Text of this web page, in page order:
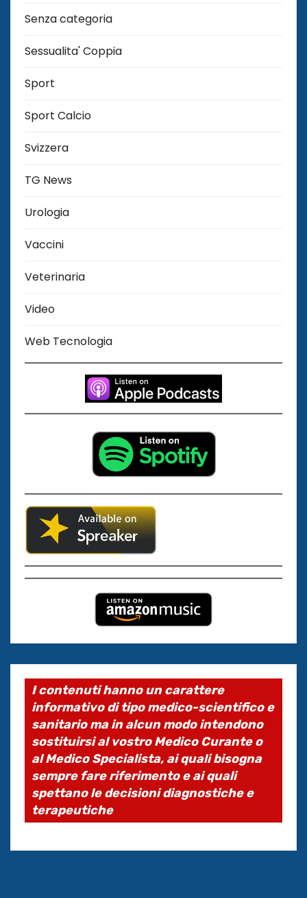
Senza categoria
Sessualita' Coppia
Sport
Sport Calcio
Svizzera
TG News
Urologia
Vaccini
Veterinaria
Video
Web Tecnologia
I contenuti hanno un carattere
informativo di tipo medico-scientifico e
sanitario ma in alcun modo intendono
sostituirsi al vostro Medico Curante o
al Medico Specialista, ai quali bisogna
sempre fare riferimento e ai quali
spettano le decisioni diagnostiche e
terapeutiche